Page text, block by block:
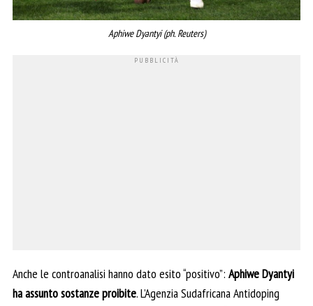
Aphiwe Dyantyi (ph. Reuters)
Anche le controanalisi hanno dato esito “positivo”: Aphiwe Dyantyi
ha assunto sostanze proibite. L’Agenzia Sudafricana Antidoping